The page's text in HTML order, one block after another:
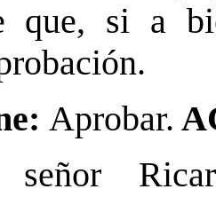
que, si a
Aprobar.
señor